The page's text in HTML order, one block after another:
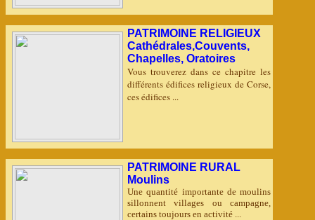
PATRIMOINE RELIGIEUX
Cathédrales,Couvents,
Chapelles, Oratoires
Vous trouverez dans ce chapitre les
différents édifices religieux de Corse,
ces édifices ...
PATRIMOINE RURAL
Moulins
Une quantité importante de moulins
sillonnent villages ou campagne,
certains toujours en activité ...